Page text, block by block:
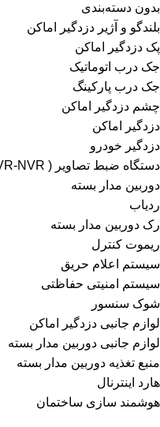
بدون دسته‌بندی
بلندگو و آژیر دزدگیر اماکن
پک دزدگیر اماکن
جک درب اتوماتیک
جک درب پارکینگ
چشم دزدگیر اماکن
دزدگیر اماکن
دزدگیر خودرو
دستگاه ضبط تصاویر ( DVR-NVR )
دوربین مدار بسته
ردیاب
رک دوربین مدار بسته
ریموت کنترل
سیستم اعلام حریق
سیستم امنیتی حفاظتی
شوک سنسور
لوازم جانبی دزدگیر اماکن
لوازم جانبی دوربین مدار بسته
منبع تغذیه دوربین مدار بسته
هارد اینترنال
هوشمند سازی ساختمان